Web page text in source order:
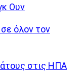
Ουν
όλον τον
στις ΗΠΑ